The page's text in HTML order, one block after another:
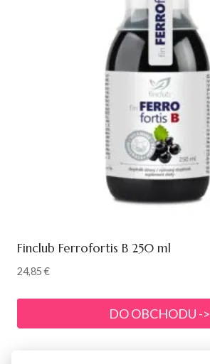
Finclub Ferrofortis B 250 ml
24,85€
DO OBCHODU ->